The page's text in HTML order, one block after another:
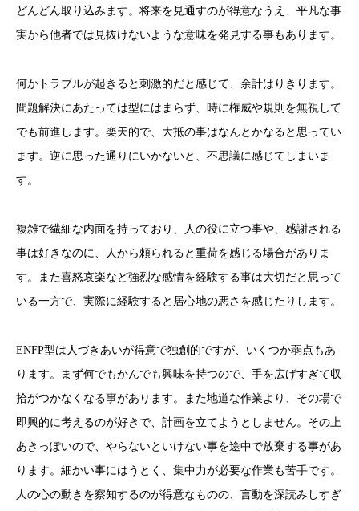
どんどん取り込みます。将来を見通すのが得意なうえ、平凡な事
実から他者では見抜けないような意味を発見する事もあります。
何かトラブルが起きると刺激的だと感じて、余計はりきります。
問題解決にあたっては型にはまらず、時に権威や規則を無視して
でも前進します。楽天的で、大抵の事はなんとかなると思ってい
ます。逆に思った通りにいかないと、不思議に感じてしまいま
す。
複雑で繊細な内面を持っており、人の役に立つ事や、感謝される
事は好きなのに、人から頼られると重荷を感じる場合がありま
す。また喜怒哀楽など強烈な感情を経験する事は大切だと思って
いる一方で、実際に経験すると居心地の悪さを感じたりします。
ENFP型は人づきあいが得意で独創的ですが、いくつか弱点もあ
ります。まず何でもかんでも興味を持つので、手を広げすぎて収
拾がつかなくなる事があります。また地道な作業より、その場で
即興的に考えるのが好きで、計画を立てようとしません。その上
あきっぽいので、やらないといけない事を途中で放棄する事があ
ります。細かい事にはうとく、集中力が必要な作業も苦手です。
人の心の動きを察知するのが得意なものの、言動を深読みしすぎ